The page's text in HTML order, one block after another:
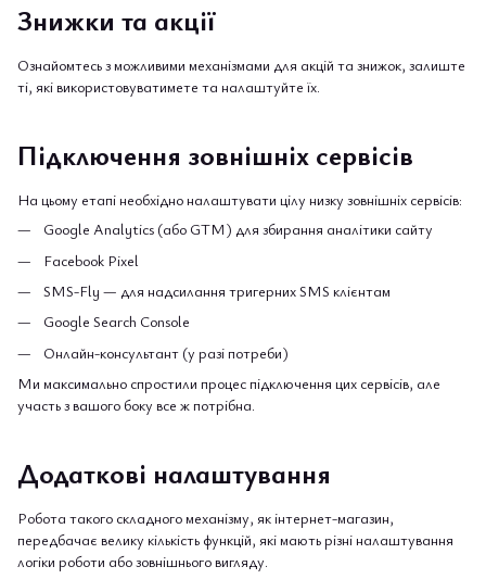
Знижки та акції
Ознайомтесь з можливими механізмами для акцій та знижок, залиште
ті, які використовуватимете та налаштуйте їх.
Підключення зовнішніх сервісів
На цьому етапі необхідно налаштувати цілу низку зовнішніх сервісів:
Google Analytics (або GTM) для збирання аналітики сайту
Facebook Pixel
SMS-Fly — для надсилання тригерних SMS клієнтам
Google Search Console
Онлайн-консультант (у разі потреби)
Ми максимально спростили процес підключення цих сервісів, але
участь з вашого боку все ж потрібна.
Додаткові налаштування
Робота такого складного механізму, як інтернет-магазин,
передбачає велику кількість функцій, які мають різні налаштування
логіки роботи або зовнішнього вигляду.